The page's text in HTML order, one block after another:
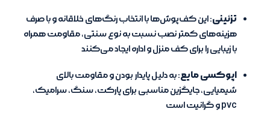
تزئینی: این کف‌پوش‌ها با انتخاب رنگ‌های خلاقانه و با صرف
هزینه‌های کمتر نصب نسبت به نوع سنتی، مقاومت همراه
با زیبایی را برای کف منزل و اداره ایجاد می‌کنند
اپوکسی مایع: به دلیل پایدار بودن و مقاومت بالای
شیمیایی، جایگزین مناسبی برای پارکت، سنگ، سرامیک،
pvc و گرانیت است‌